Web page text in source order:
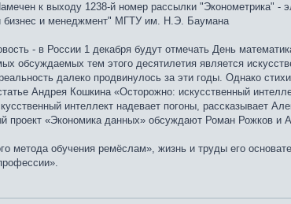
к выходу 1238-й номер рассылки "Эконометрика" -
бизнес и менеджмент" МГТУ им. Н.Э. Баумана
- в России 1 декабря будут отмечать День
обсуждаемых тем этого десятилетия является
далеко продвинулось за эти годы. Однако
Андрея Кошкина «Осторожно: искусственный
интеллект надевает погоны, рассказывает
проект «Экономика данных» обсуждают Роман Рожков и
метода обучения ремёслам», жизнь и труды его